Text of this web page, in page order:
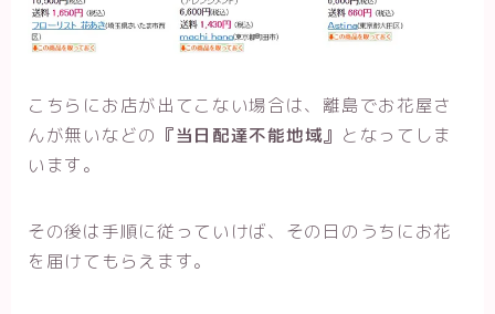
こちらにお店が出てこない場合は、離島でお花屋さ
んが無いなどの 『当日配達不能地域』 となってしま
います。
その後は手順に従っていけば、その日のうちにお花
を届けてもらえます。